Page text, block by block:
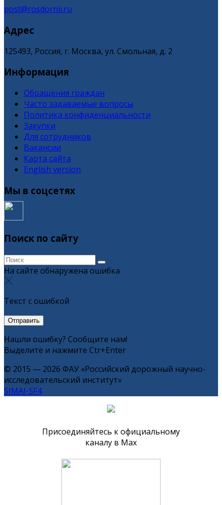
post@rosdornii.ru
Адрес
125493, Россия, г. Москва, ул. Смольная, д. 2
Информация
Обращения граждан
Часто задаваемые вопросы
Политика конфиденциальности
Закупки
Для сотрудников
Вакансии
Карта сайта
English version
Мы в соцсетях
Поиск по сайту
На сайте обнаружена ошибка
Текст с ошибкой
Нашли ошибку? Сообщите нам!
Выделите и нажмите Ctr+Enter
© 2015 — 2026 ФАУ «Российский дорожный научно-
исследовательский институт»
SIMAI-SF4
Присоединяйтесь к официальному
каналу в Max